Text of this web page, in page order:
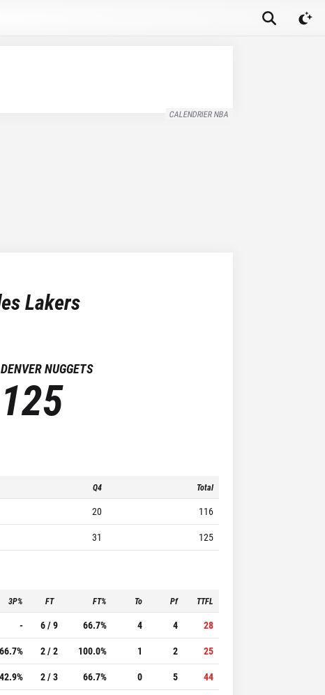
CALENDRIER NBA
Lakers
DENVER NUGGETS
125
Q4 Total
20
116
31 125
3P% FT FT% To Pf TTFL
- 6 / 9 66.7% 4 4
28
66.7% 2 / 2 100.0% 1 2
25
42.9% 2 / 3 66.7% 0 5
44